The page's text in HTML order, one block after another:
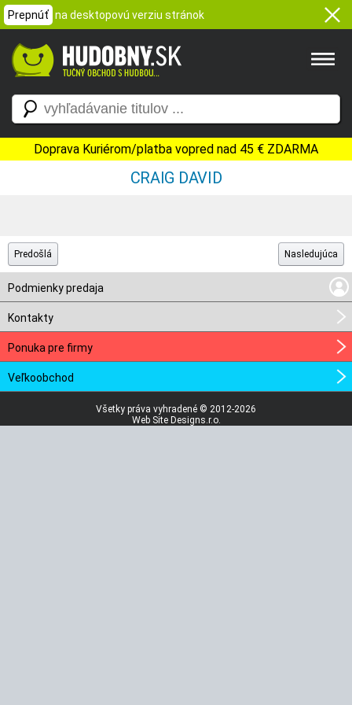
Prepnúť na desktopovú verziu stránok
Doprava Kuriérom/platba vopred nad 45 € ZDARMA
CRAIG DAVID
Predošlá Nasledujúca
Podmienky predaja
Kontakty
Ponuka pre firmy
Veľkoobchod
Všetky práva vyhradené © 2012-2026
Web Site Designs.r.o.